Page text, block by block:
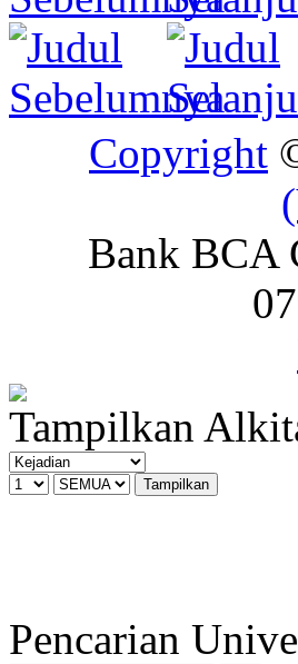
Copyright
Bank BCA
Tampilkan
Pencarian